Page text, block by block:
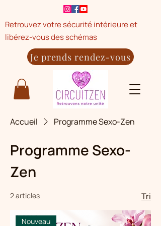
Retrouvez votre sécurité intérieure et
libérez-vous des schémas
Je prends rendez-vous
Accueil Programme Sexo-Zen
Programme Sexo-
Zen
2 articles Tri
Nouveau